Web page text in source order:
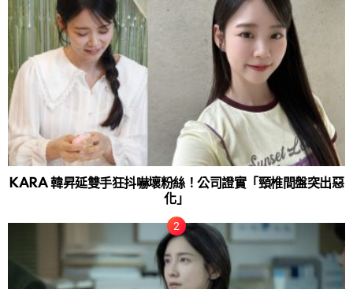
KARA 韓昇延雙手狂抖嚇壞粉絲！公司證實「頸椎間盤突出惡
化」